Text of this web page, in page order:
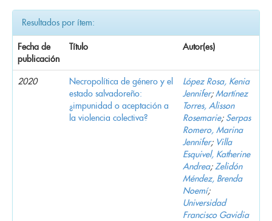
Resultados por ítem:
Fecha de
publicación
Título Autor(es)
2020
Necropolítica de género y el
estado salvadoreño:
¿impunidad o aceptación a
la violencia colectiva?
López Rosa, Kenia
Jennifer;Martínez
Torres, Alisson
Rosemarie; Serpas
Romero, Marina
Jennifer; Villa
Esquivel, Katherine
Andrea; Zelidón
Méndez, Brenda
Noemí;
Universidad
Francisco Gavidia